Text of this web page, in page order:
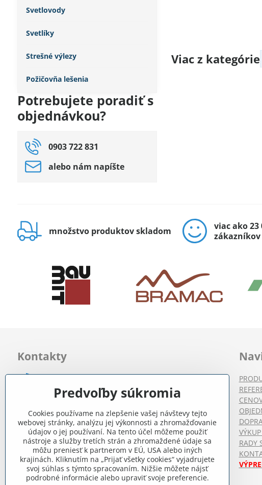
Viac z kategórie
Svetlovody
Svetlíky
Strešné výlezy
Požičovňa lešenia
Potrebujete poradiť s
objednávkou?
0903 722 831
alebo nám napíšte
množstvo produktov skladom
viac ako 23
zákazníkov
Kontakty
Bratislavská 535 (areál RD)
Most pri Bratislave
Pon - Pia 8:00 - 11:30 a 12:15 - 15:30
RADY
Predvoľby súkromia
Cookies používame na zlepšenie vašej návštevy tejto
webovej stránky, analýzu jej výkonnosti a zhromažďovanie
údajov o jej používaní. Na tento účel môžeme použiť
nástroje a služby tretích strán a zhromaždené údaje sa
môžu preniesť k partnerom v EÚ, USA alebo iných
krajinách. Kliknutím na „Prijať všetky cookies“ vyjadrujete
svoj súhlas s týmto spracovaním. Nižšie môžete nájsť
podrobné informácie alebo upraviť svoje preferencie.